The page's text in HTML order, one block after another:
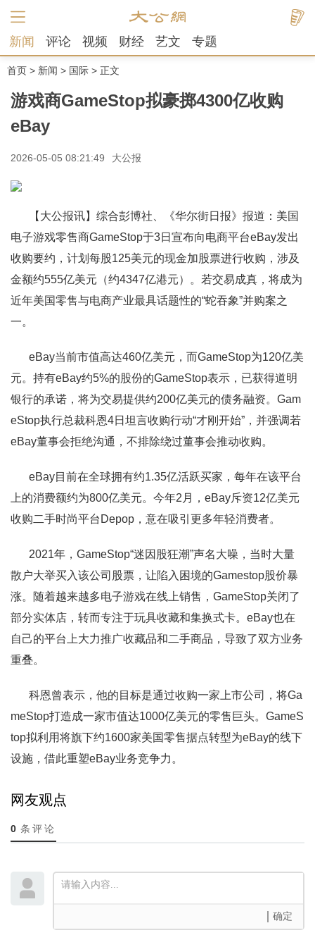
新闻 评论 视频 财经 艺文 专题
首页 > 新闻 > 国际 > 正文
游戏商GameStop拟豪掷4300亿收购
eBay
2026-05-05 08:21:49 大公报
【大公报讯】综合彭博社、《华尔街日报》报道：美国
电子游戏零售商GameStop于3日宣布向电商平台eBay发出
收购要约，计划每股125美元的现金加股票进行收购，涉及
金额约555亿美元（约4347亿港元）。若交易成真，将成为
近年美国零售与电商产业最具话题性的“蛇吞象”并购案之
一。
eBay当前市值高达460亿美元，而GameStop为120亿美
元。持有eBay约5%的股份的GameStop表示，已获得道明
银行的承诺，将为交易提供约200亿美元的债务融资。Gam
eStop执行总裁科恩4日坦言收购行动“才刚开始”，并强调若
eBay董事会拒绝沟通，不排除绕过董事会推动收购。
eBay目前在全球拥有约1.35亿活跃买家，每年在该平台
上的消费额约为800亿美元。今年2月，eBay斥资12亿美元
收购二手时尚平台Depop，意在吸引更多年轻消费者。
2021年，GameStop“迷因股狂潮”声名大噪，当时大量
散户大举买入该公司股票，让陷入困境的Gamestop股价暴
涨。随着越来越多电子游戏在线上销售，GameStop关闭了
部分实体店，转而专注于玩具收藏和集换式卡。eBay也在
自己的平台上大力推广收藏品和二手商品，导致了双方业务
重叠。
科恩曾表示，他的目标是通过收购一家上市公司，将Ga
meStop打造成一家市值达1000亿美元的零售巨头。GameS
top拟利用将旗下约1600家美国零售据点转型为eBay的线下
设施，借此重塑eBay业务竞争力。
网友观点
0 条评论
确定